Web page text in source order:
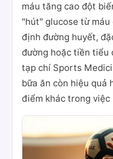
máu tăng cao đột
"hút" glucose từ
định đường huyết,
đường hoặc tiền tiểu
tạp chí Sports
bữa ăn còn hiệu quả
điểm khác trong